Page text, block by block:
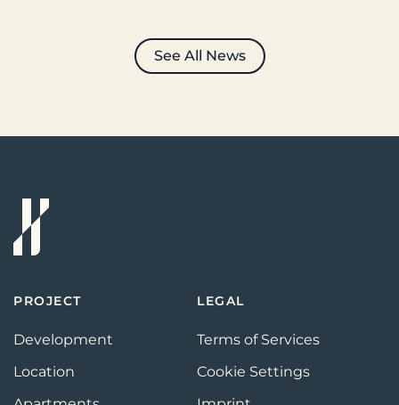
See All News
PROJECT
Development
Location
LEGAL
Terms of Services
Cookie Settings